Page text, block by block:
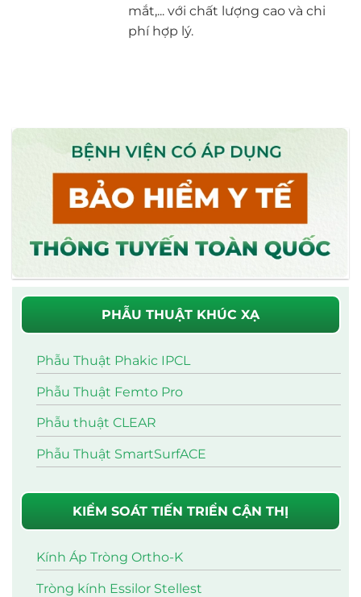
mắt,... với chất lượng cao và chi
phí hợp lý.
PHẪU THUẬT KHÚC XẠ
Phẫu Thuật Phakic IPCL
Phẫu Thuật Femto Pro
Phẫu thuật CLEAR
Phẫu Thuật SmartSurfACE
KIỂM SOÁT TIẾN TRIỂN CẬN THỊ
Kính Áp Tròng Ortho-K
Tròng kính Essilor Stellest